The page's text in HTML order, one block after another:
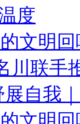
度
文明
川联手
展自我